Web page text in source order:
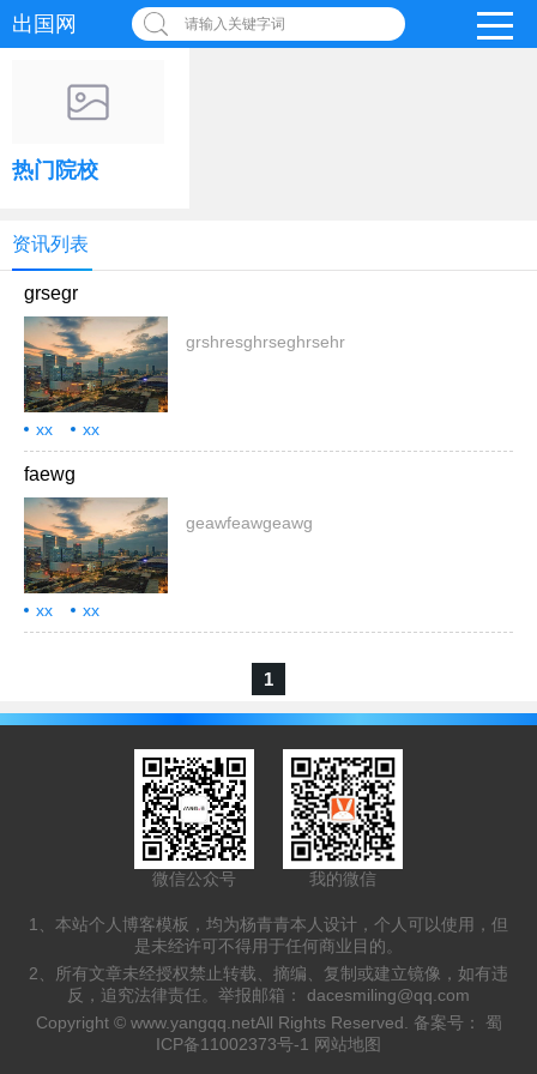
出国网 请输入关键字词
热门院校
资讯列表
grsegr
grshresghrseghrsehr
xx xx
faewg
geawfeawgeawg
xx xx
1
微信公众号 我的微信
1、本站个人博客模板，均为杨青青本人设计，个人可以使用，但
是未经许可不得用于任何商业目的。
2、所有文章未经授权禁止转载、摘编、复制或建立镜像，如有违
反，追究法律责任。举报邮箱： dacesmiling@qq.com
Copyright © www.yangqq.netAll Rights Reserved. 备案号： 蜀
ICP备11002373号-1 网站地图